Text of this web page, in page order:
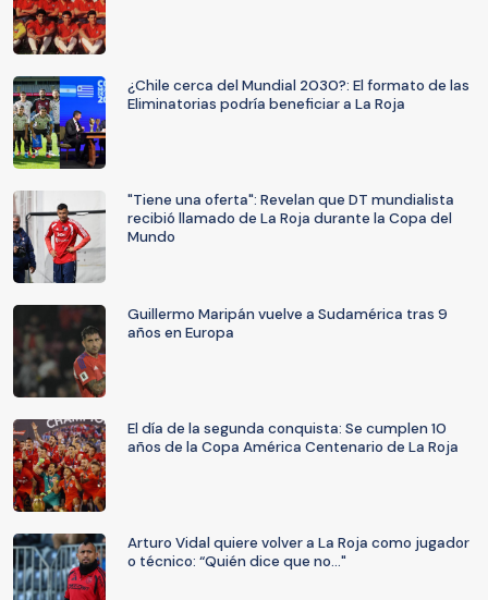
¿Chile cerca del Mundial 2030?: El formato de las
Eliminatorias podría beneficiar a La Roja
"Tiene una oferta": Revelan que DT mundialista
recibió llamado de La Roja durante la Copa del
Mundo
Guillermo Maripán vuelve a Sudamérica tras 9
años en Europa
El día de la segunda conquista: Se cumplen 10
años de la Copa América Centenario de La Roja
Arturo Vidal quiere volver a La Roja como jugador
o técnico: “Quién dice que no..."